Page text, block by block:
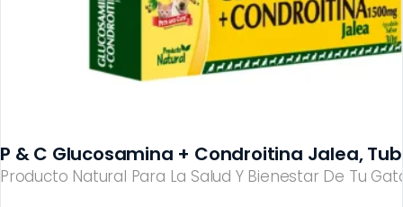
Producto Natural Para La Salud Y Bienestar De Tu
P & C Glucosamina + Condroitina Jalea,